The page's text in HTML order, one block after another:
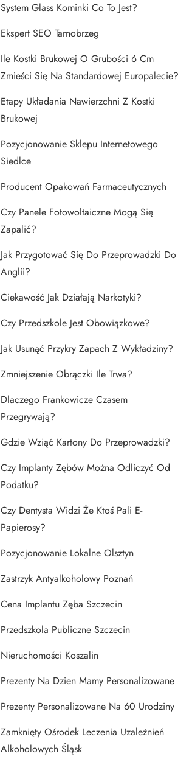
System Glass Kominki Co To Jest?
Ekspert SEO Tarnobrzeg
Ile Kostki Brukowej O Grubości 6 Cm
Zmieści Się Na Standardowej Europalecie?
Etapy Układania Nawierzchni Z Kostki
Brukowej
Pozycjonowanie Sklepu Internetowego
Siedlce
Producent Opakowań Farmaceutycznych
Czy Panele Fotowoltaiczne Mogą Się
Zapalić?
Jak Przygotować Się Do Przeprowadzki Do
Anglii?
Ciekawość Jak Działają Narkotyki?
Czy Przedszkole Jest Obowiązkowe?
Jak Usunąć Przykry Zapach Z Wykładziny?
Zmniejszenie Obrączki Ile Trwa?
Dlaczego Frankowicze Czasem
Przegrywają?
Gdzie Wziąć Kartony Do Przeprowadzki?
Czy Implanty Zębów Można Odliczyć Od
Podatku?
Czy Dentysta Widzi Że Ktoś Pali E-
Papierosy?
Pozycjonowanie Lokalne Olsztyn
Zastrzyk Antyalkoholowy Poznań
Cena Implantu Zęba Szczecin
Przedszkola Publiczne Szczecin
Nieruchomości Koszalin
Prezenty Na Dzien Mamy Personalizowane
Prezenty Personalizowane Na 60 Urodziny
Zamknięty Ośrodek Leczenia Uzależnień
Alkoholowych Śląsk